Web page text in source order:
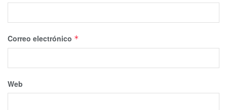
Correo electrónico *
Web